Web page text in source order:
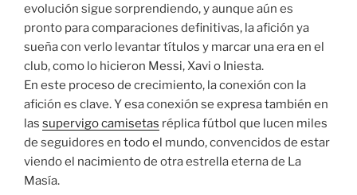
evolución sigue sorprendiendo, y aunque aún es
pronto para comparaciones definitivas, la afición ya
sueña con verlo levantar títulos y marcar una era en el
club, como lo hicieron Messi, Xavi o Iniesta.
En este proceso de crecimiento, la conexión con la
afición es clave. Y esa conexión se expresa también en
las supervigo camisetas réplica fútbol que lucen miles
de seguidores en todo el mundo, convencidos de estar
viendo el nacimiento de otra estrella eterna de La
Masía.